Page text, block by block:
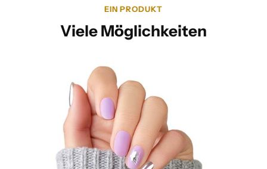
EIN PRODUKT
Viele Möglichkeiten